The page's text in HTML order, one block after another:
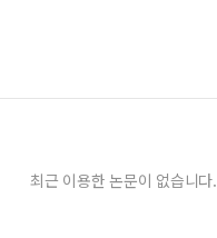
최근 이용한 논문이 없습니다.